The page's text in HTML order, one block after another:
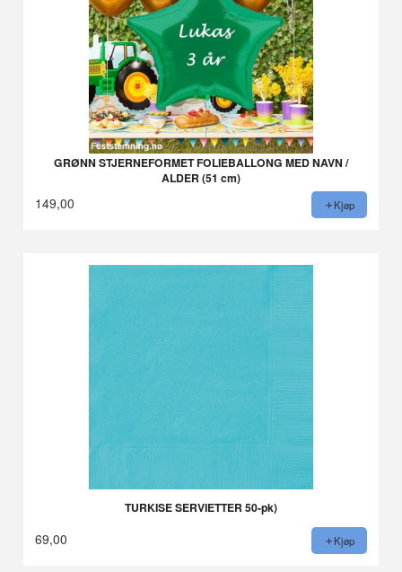
GRØNN STJERNEFORMET FOLIEBALLONG MED NAVN /
ALDER (51 cm)
149,00 Kjøp
TURKISE SERVIETTER 50-pk)
69,00 Kjøp